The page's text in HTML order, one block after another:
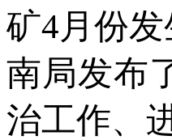
矿4月份
南局发布
治工作、